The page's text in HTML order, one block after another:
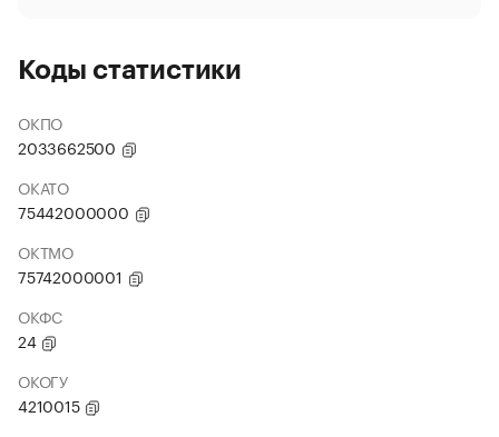
Коды статистики
ОКПО
2033662500
ОКАТО
75442000000
ОКТМО
75742000001
ОКФС
24
ОКОГУ
4210015